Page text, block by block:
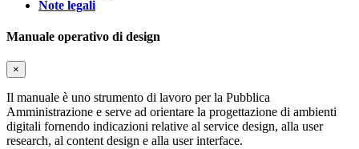
Note legali
Manuale operativo di design
×
Il manuale è uno strumento di lavoro per la Pubblica
Amministrazione e serve ad orientare la progettazione di ambienti
digitali fornendo indicazioni relative al service design, alla user
research, al content design e alla user interface.